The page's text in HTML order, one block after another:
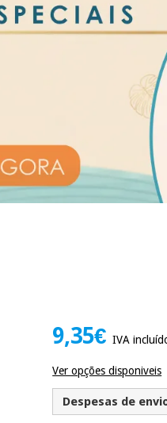
9,35€IVA
Ver opções disponiveis
Despesas de